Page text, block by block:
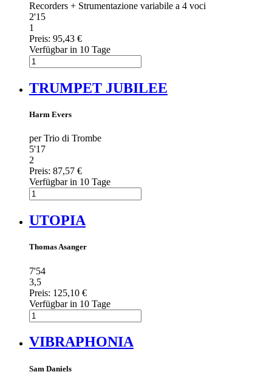
Recorders + Strumentazione variabile a 4 voci
2'15
1
Preis: 95,43 €
Verfügbar in 10 Tage
TRUMPET JUBILEE
Harm Evers
per Trio di Trombe
5'17
2
Preis: 87,57 €
Verfügbar in 10 Tage
UTOPIA
Thomas Asanger
7'54
3,5
Preis: 125,10 €
Verfügbar in 10 Tage
VIBRAPHONIA
Sam Daniels